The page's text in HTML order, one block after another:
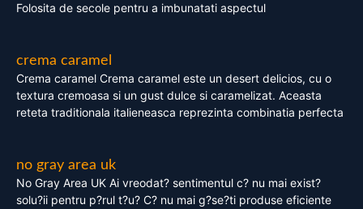
Folosita de secole pentru a imbunatati aspectul
crema caramel
Crema caramel Crema caramel este un desert delicios, cu o
textura cremoasa si un gust dulce si caramelizat. Aceasta
reteta traditionala italieneasca reprezinta combinatia perfecta
no gray area uk
No Gray Area UK Ai vreodat? sentimentul c? nu mai exist?
solu?ii pentru p?rul t?u? C? nu mai g?se?ti produse eficiente